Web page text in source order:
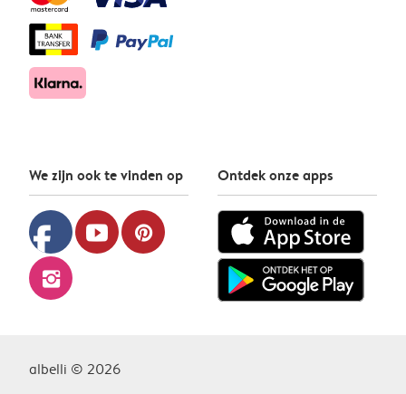
We zijn ook te vinden op
facebook youtube pinterest
instagram
Ontdek onze apps
albelli © 2026